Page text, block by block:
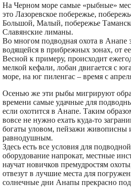
На Черном море самые «рыбные»
это Лазоревское побережье,
Большой, Малый, побережье
Славянские лиманы.
Во многом подводная охота в Анапе
водящейся в прибрежных зонах, от
Весной к примеру, происходит
мелкой кефали, лобан двигается с
море, на юг пиленгас – время с
Осенью же эти рыбы мигрируют
времени самые удачные для
если охотится в Анапе. Таким
вовсе не нужно ехать куда-то
богаты уловом, пейзажи живописны
равнодушным.
Здесь есть все условия для
оборудование напрокат, местные
научат новичков премудростям
отвезут в лучшие места для
солнечные дни Анапы прекрасно